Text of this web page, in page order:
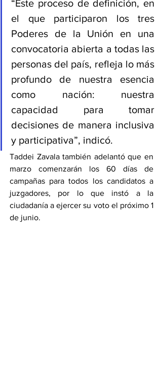
“Este proceso de definición, en
el que participaron los tres
Poderes de la Unión en una
convocatoria abierta a todas las
personas del país, refleja lo más
profundo de nuestra esencia
como nación: nuestra
capacidad para tomar
decisiones de manera inclusiva
y participativa”, indicó.
Taddei Zavala también adelantó que en
marzo comenzarán los 60 días de
campañas para todos los candidatos a
juzgadores, por lo que instó a la
ciudadanía a ejercer su voto el próximo 1
de junio.